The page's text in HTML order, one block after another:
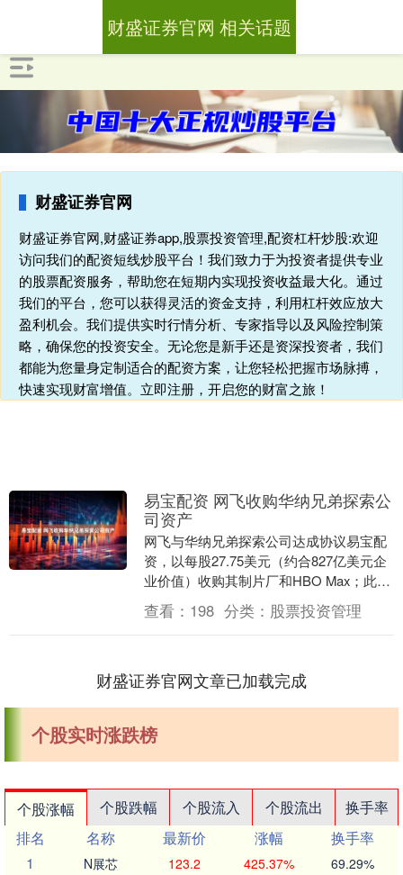
财盛证券官网
财盛证券官网,财盛证券app,股票投资管理,配资杠杆炒股:欢迎
访问我们的配资短线炒股平台！我们致力于为投资者提供专业
的股票配资服务，帮助您在短期内实现投资收益最大化。通过
我们的平台，您可以获得灵活的资金支持，利用杠杆效应放大
盈利机会。我们提供实时行情分析、专家指导以及风险控制策
略，确保您的投资安全。无论您是新手还是资深投资者，我们
都能为您量身定制适合的配资方案，让您轻松把握市场脉搏，
快速实现财富增值。立即注册，开启您的财富之旅！
财盛证券官网 相关话题
易宝配资 网飞收购华纳兄弟探索公
司资产
网飞与华纳兄弟探索公司达成协议易宝配
资，以每股27.75美元（约合827亿美元企
业价值）收购其制片厂和HBO Max；此举
正值行业团体对竞争表示担忧，以及好莱
坞....
查看： 198 分类： 股票投资管理
财盛证券官网文章已加载完成
个股实时涨跌榜
个股涨幅 个股跌幅 个股流入 个股流出
换手率
排名
名称 最新价 涨幅
换手率
1
N展芯 123.2 425.37% 69.29%